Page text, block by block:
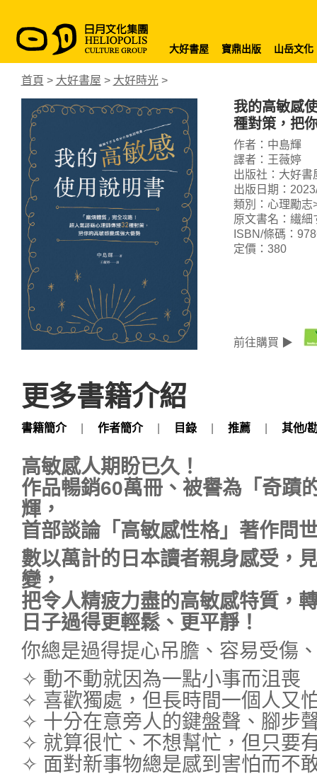
大好書屋 寶鼎出版 山岳文化
首頁 > 大好書屋 > 大好時光>
我的高敏感
種對策，把
作者：中島輝
譯者：王薇婷
出版社：大好書
出版日期：
類別：心理勵志
原文書名：繊細
ISBN/條碼：
定價：380
前往購買 ▶
更多書籍介紹
書籍簡介 作者簡介 目錄 推薦 其他/
高敏感人期盼已久！
作品暢銷60萬冊、被譽為「奇蹟
輝，
首部談論「高敏感性格」著作問
數以萬計的日本讀者親身感受，
變，
把令人精疲力盡的高敏感特質，
日子過得更輕鬆、更平靜！
你總是過得提心吊膽、容易受傷
✧ 動不動就因為一點小事而沮喪
✧ 喜歡獨處，但長時間一個人又
✧ 十分在意旁人的鍵盤聲、腳步
✧ 就算很忙、不想幫忙，但只要
✧ 面對新事物總是感到害怕而不